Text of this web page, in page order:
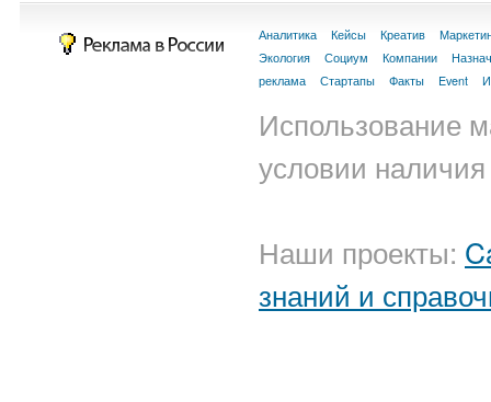
Аналитика Кейсы Креатив
Экология
Социум Компании
реклама
Стартапы Факты Event
Использование
условии
Наши проекты:
знаний и